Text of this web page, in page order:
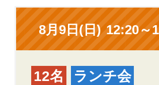
8月9日(日) 12:20～
12名
ランチ会